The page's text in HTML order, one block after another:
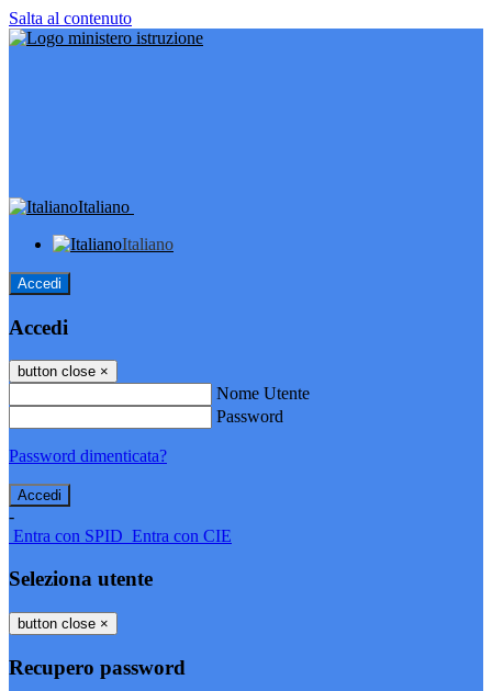
Salta al contenuto
Italiano
Italiano
Accedi
Accedi
button close ×
Nome Utente
Password
Password dimenticata?
-
Entra con SPID Entra con CIE
Seleziona utente
button close ×
Recupero password